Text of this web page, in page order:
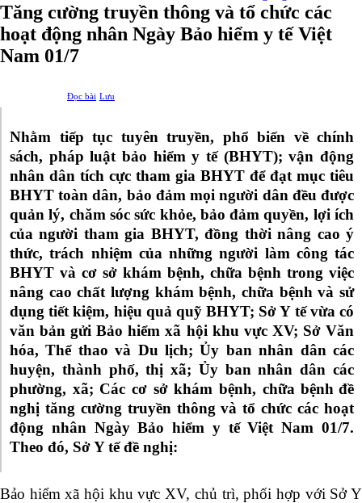
Tăng cường truyền thông và tổ chức các
hoạt động nhân Ngày Bảo hiểm y tế Việt
Nam 01/7
Đọc bài Lưu
Nhằm tiếp tục tuyên truyền, phổ biến về chính
sách, pháp luật bảo hiểm y tế (BHYT); vận động
nhân dân tích cực tham gia BHYT để đạt mục tiêu
BHYT toàn dân, bảo đảm mọi người dân đều được
quản lý, chăm sóc sức khỏe, bảo đảm quyền, lợi ích
của người tham gia BHYT, đồng thời nâng cao ý
thức, trách nhiệm của những người làm công tác
BHYT và cơ sở khám bệnh, chữa bệnh trong việc
nâng cao chất lượng khám bệnh, chữa bệnh và sử
dụng tiết kiệm, hiệu quả quỹ BHYT; Sở Y tếvừa có
văn bản gửiBảo hiểm xã hội khu vực XV; Sở Văn
hóa, Thể thao và Du lịch; Ủy ban nhân dân các
huyện, thành phố, thị xã; Ủy ban nhân dân các
phường, xã; Các cơ sở khám bệnh, chữa bệnh đề
nghị tăng cường truyền thông và tổ chức các hoạt
động nhân Ngày Bảo hiểm y tế Việt Nam 01/7.
Theo đó, Sở Y tế đề nghị:
Bảo hiểm xã hội khu vực XV, chủ trì, phối hợp với Sở Y